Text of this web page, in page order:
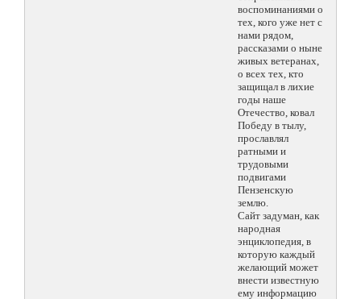
воспоминаниями о
тех, кого уже нет с
нами рядом,
рассказами о ныне
живых ветеранах,
о всех тех, кто
защищал в лихие
годы наше
Отечество, ковал
Победу в тылу,
прославлял
ратными и
трудовыми
подвигами
Пензенскую
землю.
Сайт задуман, как
народная
энциклопедия, в
которую каждый
желающий может
внести известную
ему информацию